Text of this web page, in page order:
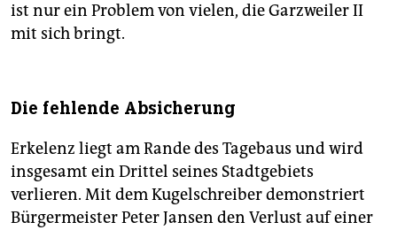
ist nur ein Problem von vielen, die Garzweiler II
mit sich bringt.
Die fehlende Absicherung
Erkelenz liegt am Rande des Tagebaus und wird
insgesamt ein Drittel seines Stadtgebiets
verlieren. Mit dem Kugelschreiber demonstriert
Bürgermeister Peter Jansen den Verlust auf einer